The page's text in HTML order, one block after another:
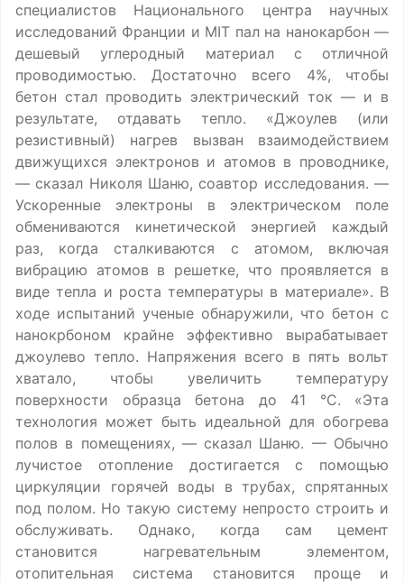
специалистов Национального центра научных
исследований Франции и MIT пал на нанокарбон —
дешевый углеродный материал с отличной
проводимостью. Достаточно всего 4%, чтобы
бетон стал проводить электрический ток — и в
результате, отдавать тепло. «Джоулев (или
резистивный) нагрев вызван взаимодействием
движущихся электронов и атомов в проводнике,
— сказал Николя Шаню, соавтор исследования. —
Ускоренные электроны в электрическом поле
обмениваются кинетической энергией каждый
раз, когда сталкиваются с атомом, включая
вибрацию атомов в решетке, что проявляется в
виде тепла и роста температуры в материале». В
ходе испытаний ученые обнаружили, что бетон с
нанокрбоном крайне эффективно вырабатывает
джоулево тепло. Напряжения всего в пять вольт
хватало, чтобы увеличить температуру
поверхности образца бетона до 41 °C. «Эта
технология может быть идеальной для обогрева
полов в помещениях, — сказал Шаню. — Обычно
лучистое отопление достигается с помощью
циркуляции горячей воды в трубах, спрятанных
под полом. Но такую систему непросто строить и
обслуживать. Однако, когда сам цемент
становится нагревательным элементом,
отопительная система становится проще и